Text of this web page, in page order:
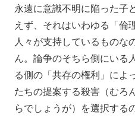
永遠に意識不明に陥った子
えず、それはいわゆる「倫
人々が支持しているものな
ん。論争のそちら側にい
る側の「共存の権利」によ
たちの提案する殺害（むろ
らでしょうが）を選択する